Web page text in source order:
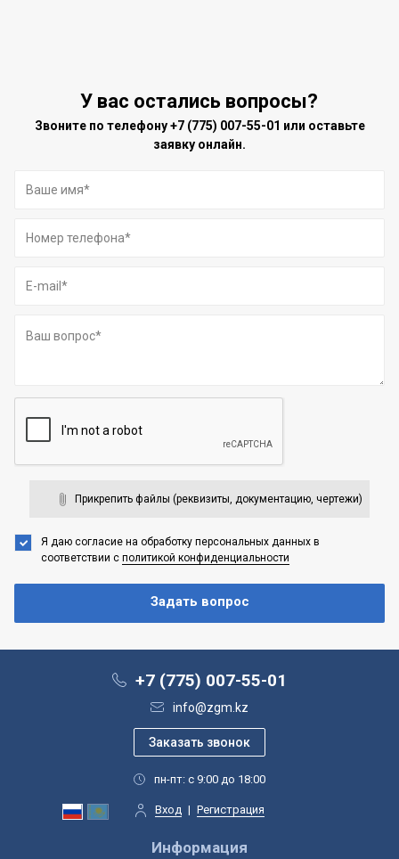
У вас остались вопросы?
Звоните по телефону+7 (775) 007-55-01 или оставьте
заявку онлайн.
Прикрепить файлы (реквизиты, документацию, чертежи)
Я даю согласие на обработку персональных данных в
соответствии с политикой конфиденциальности
+7 (775) 007-55-01
info@zgm.kz
пн-пт: с 9:00 до 18:00
Вход | Регистрация
Информация